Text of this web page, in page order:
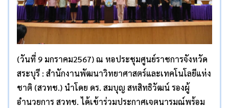
(วันที่ 9 มกราคม2567) ณ หอประชุมศูนย์ราชการจังหวัด
สระบุรี : สำนักงานพัฒนาวิทยาศาสตร์และเทคโนโลยีแห่ง
ชาติ (สวทช.) นำโดย ดร. สมบุญ สหสิทธิวัฒน์ รองผู้
อำนวยการ สวทช. ได้เข้าร่วมประกาศเจตนารมณ์พร้อม